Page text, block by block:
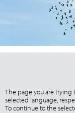
The page you are trying
selected language,
To continue to the